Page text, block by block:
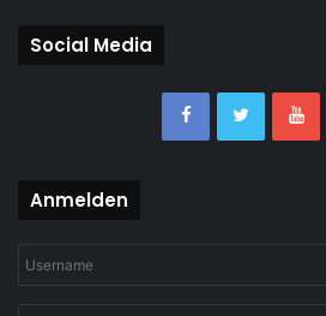
Social Media
Anmelden